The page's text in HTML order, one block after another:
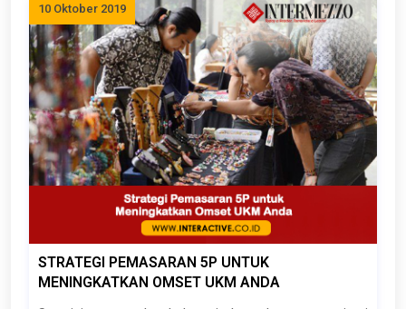
10 Oktober 2019
STRATEGI PEMASARAN 5P UNTUK
MENINGKATKAN OMSET UKM ANDA